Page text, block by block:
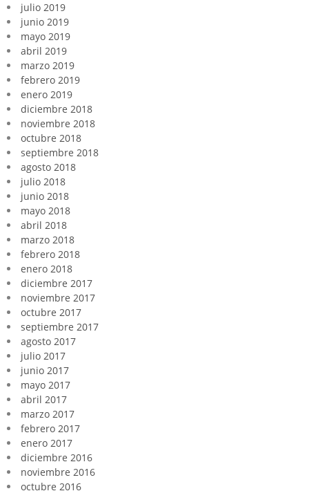
julio 2019
junio 2019
mayo 2019
abril 2019
marzo 2019
febrero 2019
enero 2019
diciembre 2018
noviembre 2018
octubre 2018
septiembre 2018
agosto 2018
julio 2018
junio 2018
mayo 2018
abril 2018
marzo 2018
febrero 2018
enero 2018
diciembre 2017
noviembre 2017
octubre 2017
septiembre 2017
agosto 2017
julio 2017
junio 2017
mayo 2017
abril 2017
marzo 2017
febrero 2017
enero 2017
diciembre 2016
noviembre 2016
octubre 2016